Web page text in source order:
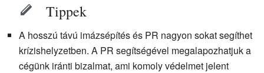
Tippek
A hosszú távú imázsépítés és PR nagyon sokat segíthet
krízishelyzetben. A PR segítségével megalapozhatjuk a
cégünk iránti bizalmat, ami komoly védelmet jelent